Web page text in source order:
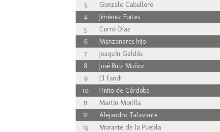
3
Gonzalo Caballero
4
Jiménez Fortes
5
Curro Díaz
6
Manzanares hijo
7
Joaquín Galdós
8
José Ruiz Muñoz
9
El Fandi
10
Finito de Córdoba
11
Martín Morilla
12
Alejandro Talavante
13
Morante de la Puebla